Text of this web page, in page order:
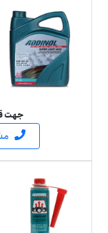
جهت